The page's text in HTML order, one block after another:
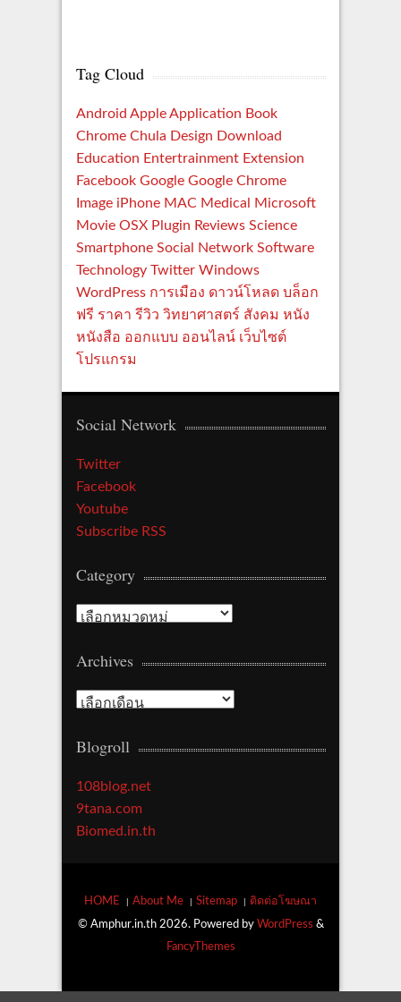
Tag Cloud
Android Apple Application Book
Chrome Chula Design Download
Education Entertrainment Extension
Facebook Google Google Chrome
Image iPhone MAC Medical
Microsoft
Movie OSX Plugin Reviews Science
Smartphone Social Network Software
Technology Twitter Windows
WordPress การเมือง ดาวน์โหลด บล็อก
ฟรี ราคา รีวิว วิทยาศาสตร์ สังคม หนัง
หนังสือ ออกแบบ ออนไลน์ เว็บไซต์
โปรแกรม
Social Network
Twitter
Facebook
Youtube
Subscribe RSS
Category
C
t
g
r
Archives
A
c
i
v
e
Blogroll
108blog.net
9tana.com
Biomed.in.th
HOME About Me Sitemap ติดต่อโฆษณา
© Amphur.in.th 2026. Powered by WordPress &
FancyThemes